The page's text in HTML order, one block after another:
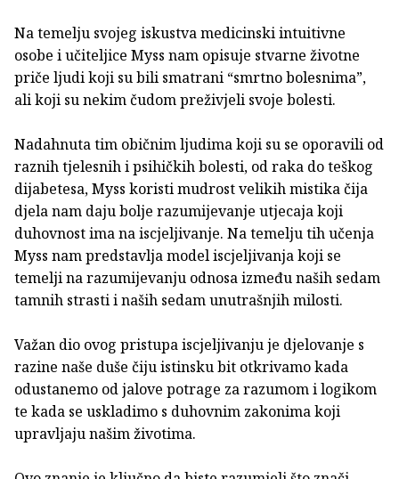
Na temelju svojeg iskustva medicinski intuitivne
osobe i učiteljice Myss nam opisuje stvarne životne
priče ljudi koji su bili smatrani “smrtno bolesnima”,
ali koji su nekim čudom preživjeli svoje bolesti.
Nadahnuta tim običnim ljudima koji su se oporavili od
raznih tjelesnih i psihičkih bolesti, od raka do teškog
dijabetesa, Myss koristi mudrost velikih mistika čija
djela nam daju bolje razumijevanje utjecaja koji
duhovnost ima na iscjeljivanje. Na temelju tih učenja
Myss nam predstavlja model iscjeljivanja koji se
temelji na razumijevanju odnosa između naših sedam
tamnih strasti i naših sedam unutrašnjih milosti.
Važan dio ovog pristupa iscjeljivanju je djelovanje s
razine naše duše čiju istinsku bit otkrivamo kada
odustanemo od jalove potrage za razumom i logikom
te kada se uskladimo s duhovnim zakonima koji
upravljaju našim životima.